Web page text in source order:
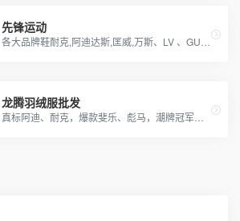
先锋运动
龙腾羽绒服批发